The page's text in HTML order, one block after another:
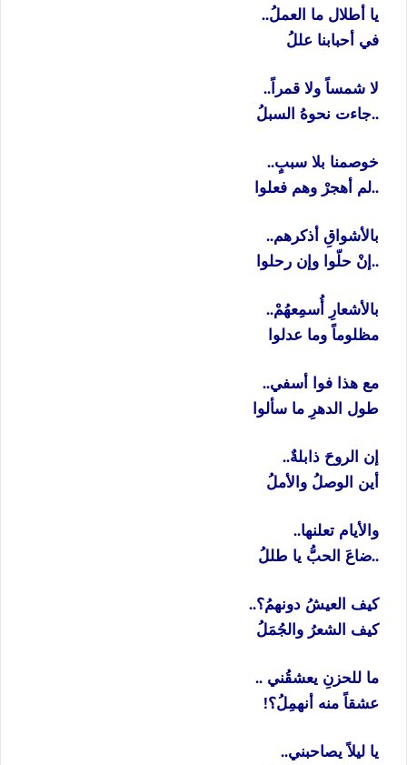
يا أطلال ما العملُ..
في أحبابنا عللُ
لا شمساً ولا قمراً..
..جاءت نحوهُ السبلُ
خوصمنا بلا سببٍ..
..لم أهجرْ وهم فعلوا
بالأشواقِ أذكرهم..
..إنْ حلّوا وإن رحلوا
بالأشعارِ أُسمِعهُمْ..
مظلوماً وما عدلوا
مع هذا فوا أسفي..
طول الدهرِ ما سألوا
إن الروحَ ذابلةٌ..
أين الوصلُ والأملُ
والأيام تعلنها..
..ضاعَ الحبُّ يا طللُ
كيف العيشُ دونهمُ؟..
كيف الشعرُ والجُمَلُ
ما للحزنِ يعشقُني ..
عشقاً منه أنهمِلُ؟!
يا ليلاً يصاحبني..